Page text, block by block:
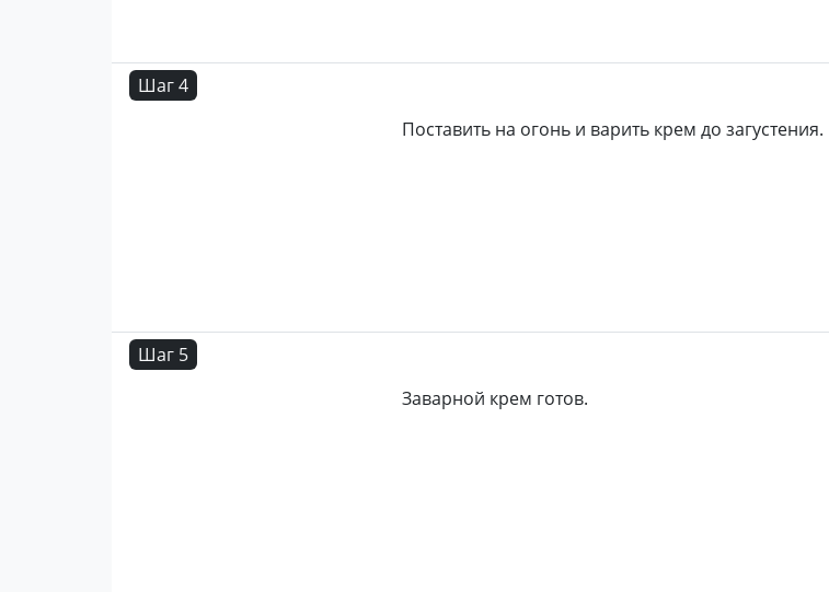
Шаг 4
Поставить на огонь и варить крем до загустения.
Шаг 5
Заварной крем готов.